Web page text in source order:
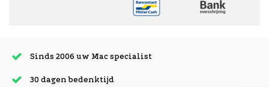
Sinds 2006 uw Mac specialist
30 dagen bedenktijd